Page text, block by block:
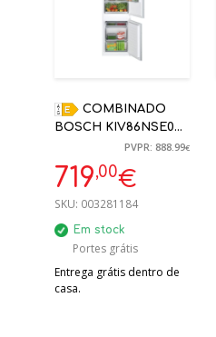
COMBINADO
BOSCH KIV86NSE0
ENCASTRE LOW
FROST
177,2X54,1X54,8CM
PVPR: 888.99€
719,00€
SKU: 003281184
Em stock
Portes grátis
Entrega grátis dentro de
casa.